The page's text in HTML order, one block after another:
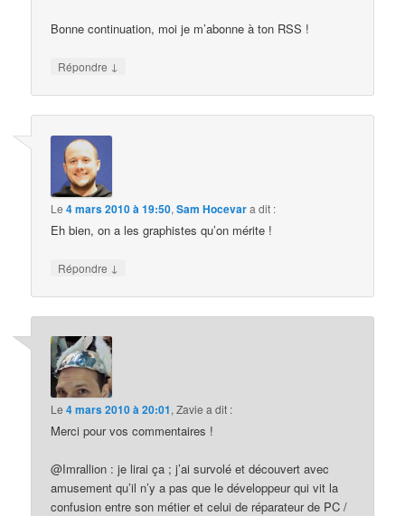
Bonne continuation, moi je m’abonne à ton RSS !
Répondre ↓
Le4 mars 2010 à 19:50,Sam Hocevara dit :
Eh bien, on a les graphistes qu’on mérite !
Répondre ↓
Le4 mars 2010 à 20:01,Zavie a dit :
Merci pour vos commentaires !
@Imrallion : je lirai ça ; j’ai survolé et découvert avec
amusement qu’il n’y a pas que le développeur qui vit la
confusion entre son métier et celui de réparateur de PC /